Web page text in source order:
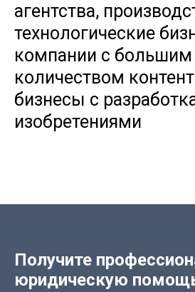
агентства,
технологические
компании с большим
количеством
бизнесы с
изобретениями
Получите
юридическую